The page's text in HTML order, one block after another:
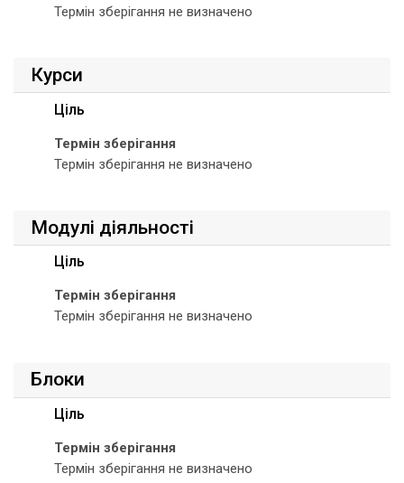
Термін зберігання не визначено
Курси
Ціль
Термін зберігання
Термін зберігання не визначено
Модулі діяльності
Ціль
Термін зберігання
Термін зберігання не визначено
Блоки
Ціль
Термін зберігання
Термін зберігання не визначено